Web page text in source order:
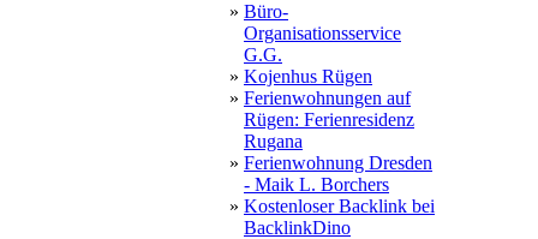
» Büro-
Organisationsservice
G.G.
» Kojenhus Rügen
» Ferienwohnungen auf
Rügen: Ferienresidenz
Rugana
» Ferienwohnung Dresden
- Maik L. Borchers
» Kostenloser Backlink bei
BacklinkDino